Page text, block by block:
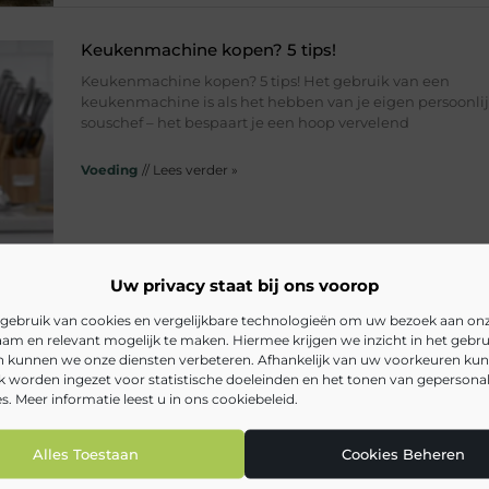
Uw privacy staat bij ons voorop
van cookies en vergelijkbare technologieën om uw bezoek aan
en relevant mogelijk te maken. Hiermee krijgen we inzicht in het
kunnen we onze diensten verbeteren. Afhankelijk van uw voorkeuren
worden ingezet voor statistische doeleinden en het tonen van
Meer informatie leest u in ons cookiebeleid.
Alles Toestaan Cookies Beheren
Keukenmachine kopen? 5 tips!
Keukenmachine kopen? 5 tips! Het gebruik van een
keukenmachine is als het hebben van je eigen
souschef – het bespaart je een hoop vervelend
Voeding // Lees verder »
Paardenwelzijn en gezonde natuurlijke
Alles wat je moet weten over paardenwelzijn Wat zijn
geweldige mooie dieren, niet waar? Het zijn ook sociale
Voeding